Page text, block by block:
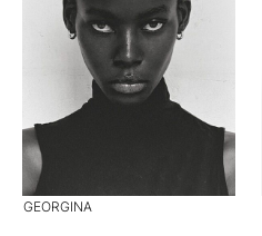
GEORGINA